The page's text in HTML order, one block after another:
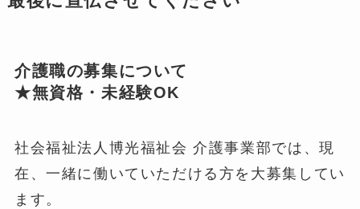
介護職の募集について
★無資格・未経験OK
社会福祉法人博光福祉会 介護事業部では、現
在、一緒に働いていただける方を大募集してい
ます。